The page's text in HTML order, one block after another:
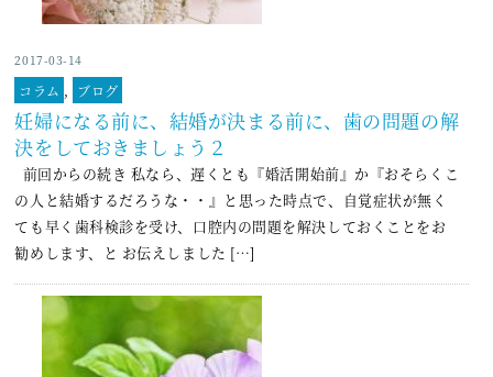
2017-03-14
コラム ブログ
妊婦になる前に、結婚が決まる前に、歯の問題の解
決をしておきましょう２
前回からの続き 私なら、遅くとも『婚活開始前』か『おそらくこ
の人と結婚するだろうな・・』と思った時点で、自覚症状が無く
ても早く歯科検診を受け、口腔内の問題を解決しておくことをお
勧めします、と お伝えしました […]